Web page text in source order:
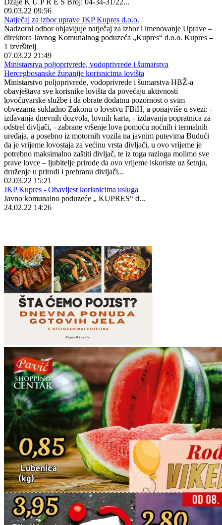
Džaje K U P R E S Broj: 04-34-31/22...
09.03.22 09:56
Natječaj za izbor uprave JKP Kupres d.o.o.
Nadzorni odbor objavljuje natječaj za izbor i imenovanje Uprave –
direktora Javnog Komunalnog poduzeća „Kupres“ d.o.o. Kupres –
1 izvršitelj
07.03.22 21:49
Ministarstva poljoprivrede, vodoprivrede i šumarstva
Hercegbosanske županije korisnicima lovišta
Ministarstvo poljoprivrede, vodoprivrede i šumarstva HBŽ-a
obavještava sve korisnike lovišta da povećaju aktivnosti
lovočuvarske službe i da obrate dodatnu pozornost o svim
obvezama sukladno Zakonu o lovstvu FBiH, a ponajviše u svezi: -
izdavanja dnevnih dozvola, lovnih karta, - izdavanja popratnica za
odstrel divljači, - zabrane vršenje lova pomoću noćnih i termalnih
uređaja, a posebno iz motornih vozila na javnim putevima Budući
da je vrijeme lovostaja za većinu vrsta divljači, u ovo vrijeme je
potrebno maksimalno zaštiti divljač, te iz toga razloga molimo sve
prave lovce – ljubitelje prirode da ovo vrijeme iskoriste uz šetnju,
druženje u prirodi i prehranu divljači...
02.03.22 15:21
JKP Kupres - Obavijest korisnicima usluga
Javno komunalno poduzeće „ KUPRES“ d...
24.02.22 14:26